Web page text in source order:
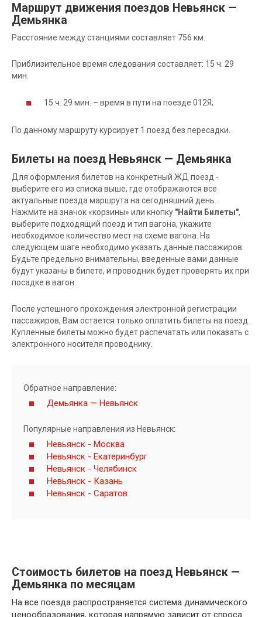
Маршрут движения поездов Невьянск —
Демьянка
Расстояние между станциями составляет 756 км.
Приблизительное время следования составляет: 15 ч. 29
мин.
15 ч. 29 мин. – время в пути на поезде 012Я;
По данному маршруту курсирует 1 поезд без пересадки.
Билеты на поезд Невьянск — Демьянка
Для оформления билетов на конкретный ЖД поезд -
выберите его из списка выше, где отображаются все
актуальные поезда маршрута на сегодняшний день.
Нажмите на значок «корзины» или кнопку "Найти Билеты",
выберите подходящий поезд и тип вагона, укажите
необходимое количество мест на схеме вагона. На
следующем шаге необходимо указать данные пассажиров.
Будьте предельно внимательны, введенные вами данные
будут указаны в билете, и проводник будет проверять их при
посадке в вагон.
После успешного прохождения электронной регистрации
пассажиров, Вам остается только оплатить билеты на поезд.
Купленные билеты можно будет распечатать или показать с
электронного носителя проводнику.
Обратное направление:
Демьянка — Невьянск
Популярные направления из Невьянск:
Невьянск - Москва
Невьянск - Екатеринбург
Невьянск - Челябинск
Невьянск - Казань
Невьянск - Саратов
Стоимость билетов на поезд Невьянск —
Демьянка по месяцам
На все поезда распространяется система динамического
ценообразования, которая напрямую зависит от спроса